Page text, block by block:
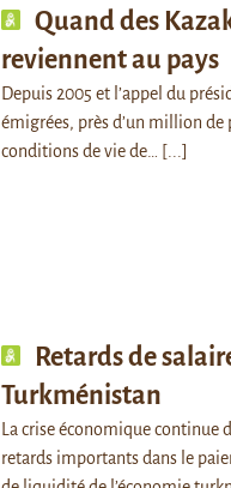
Quand des
reviennent au pays
Depuis 2005 et l’appel du
émigrées, près d’un million de
conditions de vie de…
[...]
Retards de
Turkménistan
La crise économique continue
retards importants dans le